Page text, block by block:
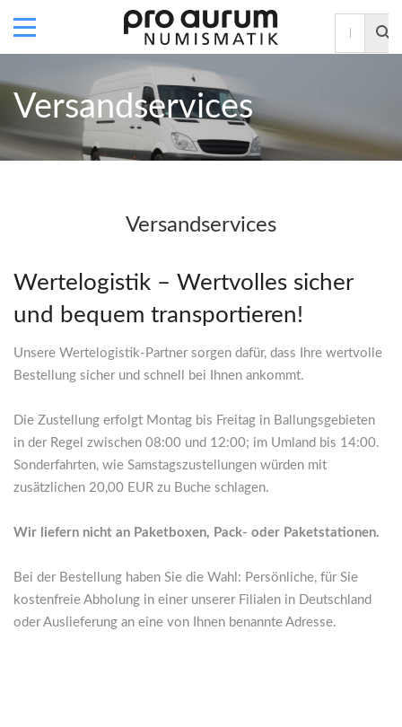
Versandservices
Versandservices
Wertelogistik – Wertvolles sicher
und bequem transportieren!
Unsere Wertelogistik-Partner sorgen dafür, dass Ihre wertvolle
Bestellung sicher und schnell bei Ihnen ankommt.
Die Zustellung erfolgt Montag bis Freitag in Ballungsgebieten
in der Regel zwischen 08:00 und 12:00; im Umland bis 14:00.
Sonderfahrten, wie Samstagszustellungen würden mit
zusätzlichen 20,00 EUR zu Buche schlagen.
Wir liefern nicht an Paketboxen, Pack- oder Paketstationen.
Bei der Bestellung haben Sie die Wahl: Persönliche, für Sie
kostenfreie Abholung in einer unserer Filialen in Deutschland
oder Auslieferung an eine von Ihnen benannte Adresse.